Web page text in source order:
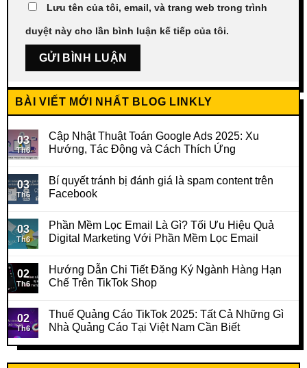
Lưu tên của tôi, email, và trang web trong trình
duyệt này cho lần bình luận kế tiếp của tôi.
BÀI VIẾT MỚI NHẤT BLOG LINKLY
03
Th6
Cập Nhật Thuật Toán Google Ads 2025: Xu
Hướng, Tác Động và Cách Thích Ứng
03
Th6
Bí quyết tránh bị đánh giá là spam content trên
Facebook
03
Th6
Phần Mềm Lọc Email Là Gì? Tối Ưu Hiệu Quả
Digital Marketing Với Phần Mềm Lọc Email
02
Th6
Hướng Dẫn Chi Tiết Đăng Ký Ngành Hàng Hạn
Chế Trên TikTok Shop
02
Th6
Thuế Quảng Cáo TikTok 2025: Tất Cả Những Gì
Nhà Quảng Cáo Tại Việt Nam Cần Biết